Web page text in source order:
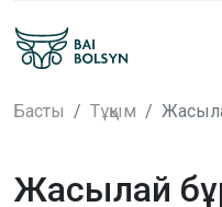
Басты Тұқым
Жасылай